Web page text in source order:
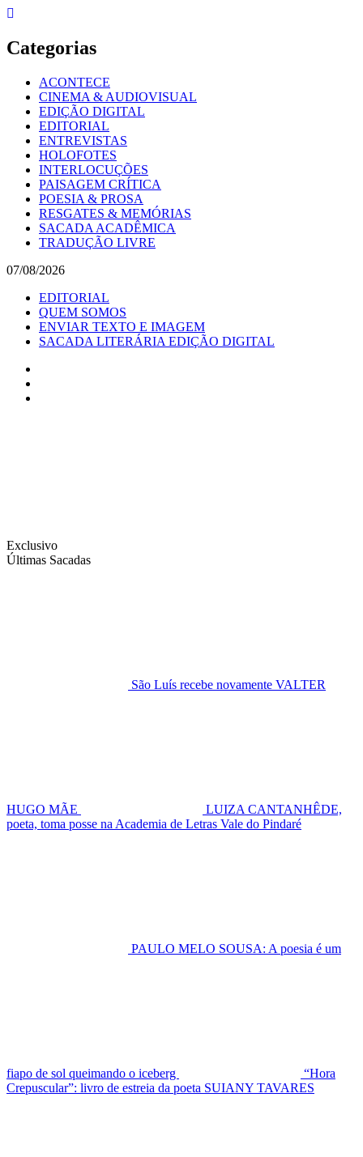
Skip
content
Categorias
ACONTECE
CINEMA & AUDIOVISUAL
EDIÇÃO DIGITAL
EDITORIAL
ENTREVISTAS
HOLOFOTES
INTERLOCUÇÕES
PAISAGEM CRÍTICA
POESIA & PROSA
RESGATES & MEMÓRIAS
SACADA ACADÊMICA
TRADUÇÃO LIVRE
07/08/2026
EDITORIAL
QUEM SOMOS
ENVIAR TEXTO E IMAGEM
SACADA LITERÁRIA EDIÇÃO DIGITAL
Exclusivo
Últimas Sacadas
São Luís recebe novamente VALTER
HUGO MÃE
LUIZA CANTANHÊDE,
poeta, toma posse na Academia de Letras Vale do Pindaré
PAULO MELO SOUSA: A poesia é um
fiapo de sol queimando o iceberg
“Hora
Crepuscular”: livro de estreia da poeta SUIANY TAVARES